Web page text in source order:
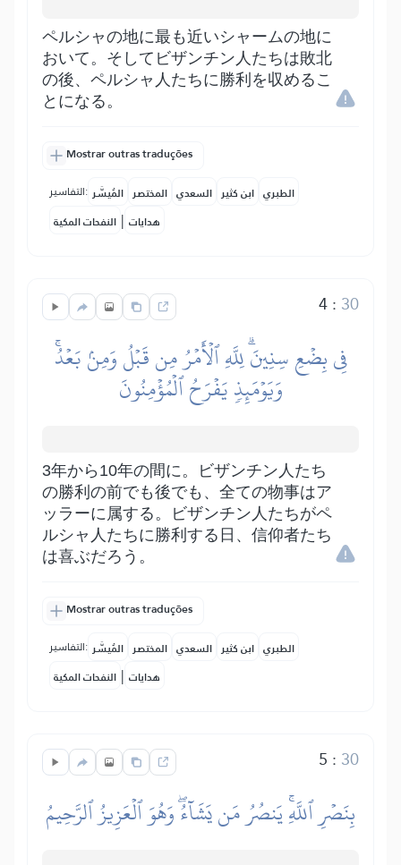
ペルシャの地に最も近いシャームの地に
おいて。そしてビザンチン人たちは敗北
の後、ペルシャ人たちに勝利を収めるこ
とになる。
Mostrar outras traduções
التفاسير: المُيسَّر المختصر السعدي ابن كثير الطبري
النفحات المكية | هدايات
4: 30
فِي بِضۡعِ سِنِينَۗ لِلَّهِ ٱلۡأَمۡرُ مِن قَبۡلُ وَمِنۢ بَعۡدُۚ
وَيَوۡمَئِذٖ يَفۡرَحُ ٱلۡمُؤۡمِنُونَ
3年から10年の間に。ビザンチン人たち
の勝利の前でも後でも、全ての物事はア
ッラーに属する。ビザンチン人たちがペ
ルシャ人たちに勝利する日、信仰者たち
は喜ぶだろう。
Mostrar outras traduções
التفاسير: المُيسَّر المختصر السعدي ابن كثير الطبري
النفحات المكية | هدايات
5 : 30
بِنَصۡرِ ٱللَّهِۚ يَنصُرُ مَن يَشَآءُۖ وَهُوَ ٱلۡعَزِيزُ ٱلرَّحِيمُ